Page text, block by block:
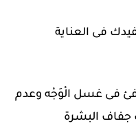
فى العناية
فى غسل الْوَجْه وعدم
جفاف البشرة